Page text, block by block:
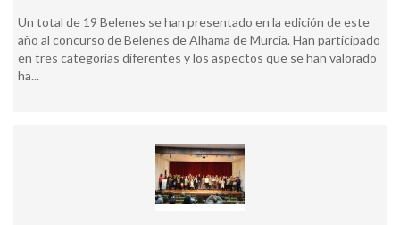
Un total de 19 Belenes se han presentado en la edición de este
año al concurso de Belenes de Alhama de Murcia. Han participado
en tres categorías diferentes y los aspectos que se han valorado
ha...